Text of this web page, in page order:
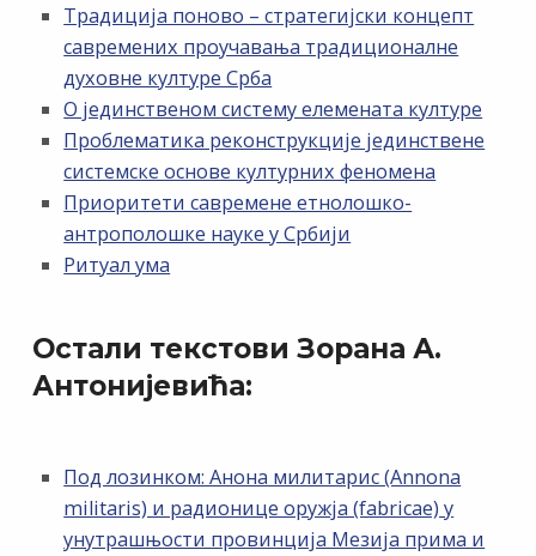
Традиција поново – стратегијски концепт
савремених проучавања традиционалне
духовне културе Срба
О јединственом систему елемената културе
Проблематика реконструкције јединствене
системске основе културних феномена
Приоритети савремене етнолошко-
антрополошке науке у Србији
Ритуал ума
Остали текстови Зорана А.
Антонијевића:
Под лозинком: Анона милитарис (Annona
militaris) и радионице оружја (fabricae) у
унутрашњости провинција Мезија прима и